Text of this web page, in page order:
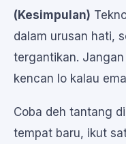
(Kesimpulan)
dalam urusan hati,
tergantikan.
kencan lo kalau
Coba deh tantang
tempat baru, ikut